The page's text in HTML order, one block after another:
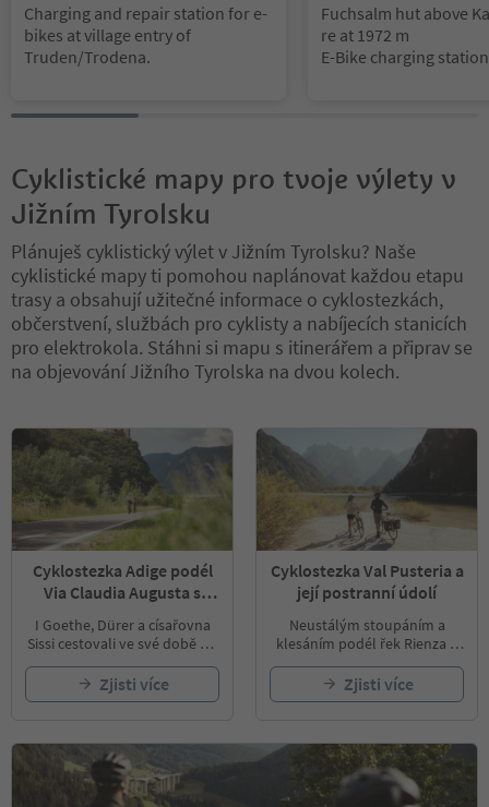
Charging and repair station for e-
bikes at village entry of
Truden/Trodena.
Fuchsalm hut above
re at 1972 m
E-Bike charging station
Cyklistické mapy pro tvoje výlety v
Jižním Tyrolsku
Plánuješ cyklistický výlet v Jižním Tyrolsku? Naše
cyklistické mapy ti pomohou naplánovat každou etapu
trasy a obsahují užitečné informace o cyklostezkách,
občerstvení, službách pro cyklisty a nabíjecích stanicích
pro elektrokola. Stáhni si mapu s itinerářem a připrav se
na objevování Jižního Tyrolska na dvou kolech.
Cyklostezka Adige podél
Via Claudia Augusta s
postranními údolími
I Goethe, Dürer a císařovna
Sissi cestovali ve své době po
užili blahodárnou atmosféru
jihu. Dnes se i ty můžeš vydat
přiblížit zemi a jejím lidem.
Zjisti více
Cyklostezka Val Pusteria a
její postranní údolí
Neustálým stoupáním a
klesáním podél řek Rienza a
Pusteria. Na trase na tebe
čeká řada vesnic a kulturních
Zjisti více